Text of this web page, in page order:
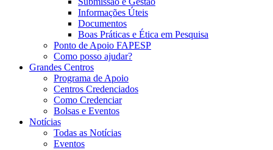
Informações Úteis
Documentos
Boas Práticas e Ética em Pesquisa
Ponto de Apoio FAPESP
Como posso ajudar?
Grandes Centros
Programa de Apoio
Centros Credenciados
Como Credenciar
Bolsas e Eventos
Notícias
Todas as Notícias
Eventos